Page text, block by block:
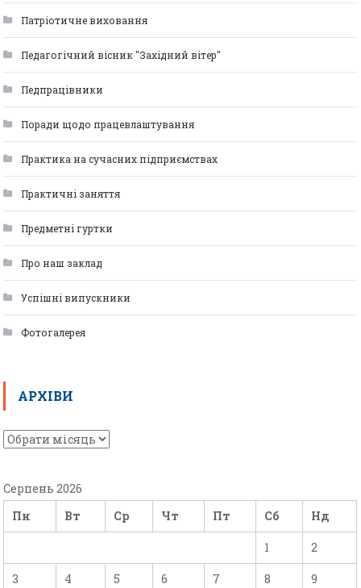
Патріотичне виховання
Педагогічний вісник "Західний вітер"
Педпрацівники
Поради щодо працевлаштування
Практика на сучасних підприємствах
Практичні заняття
Предметні гуртки
Про наш заклад
Успішні випускники
Фотогалерея
АРХІВИ
Серпень 2026
Пн
Вт Ср Чт Пт Сб Нд
1 2
3 4 5 6 7 8 9